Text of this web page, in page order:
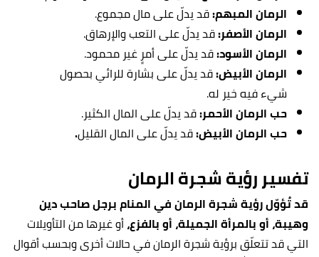
الرمان المبهم:قد يدلّ على مال مجموع.
الرمان الأصفر:قد يدلّ على التعب والإرهاق.
الرمان الأسود:قد يدلّ على أمرٍ غير محمود.
الرمان الأبيض:قد يدلّ على بشارة للرائي بحصول
شيء فيه خير له.
حب الرمان الأحمر:قد يدلّ على المال الكثير.
حب الرمان الأبيض:قد يدلّ على المال القليل.
تفسير رؤية شجرة الرمان
قد تُؤوّل رؤية شجرة الرمان في المنام برجل صاحب دين
وهيبة، أو بالمرأة الجميلة، أو بالفزع،أو غيرها من التأويلات
التي قد تتعلّق برؤية شجرة الرمان في حالات أخرى وبحسب أقوال